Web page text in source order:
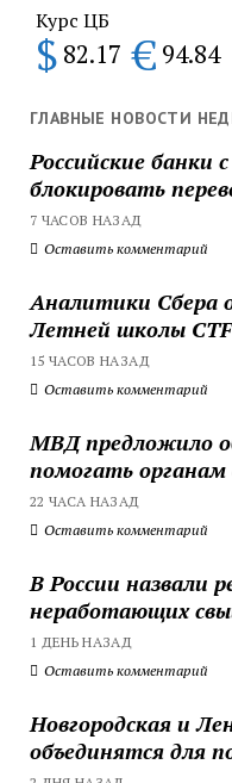
Курс ЦБ
$ 82.17 € 94.84
ГЛАВНЫЕ НОВОСТИ
Российские банки
блокировать
7 ЧАСОВ НАЗАД
Оставить комментарий
Аналитики Сбера
Летней школы
15 ЧАСОВ НАЗАД
Оставить комментарий
МВД предложило
помогать органам
22 ЧАСА НАЗАД
Оставить комментарий
В России назвали
неработающих
1 ДЕНЬ НАЗАД
Оставить комментарий
Новгородская и
объединятся для